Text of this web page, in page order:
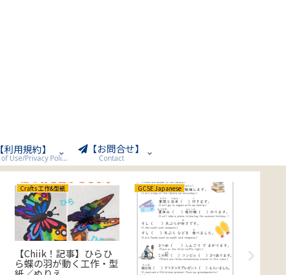
【利用規約】
Terms of Use/Privacy Policy
【お問合せ】
Contact
Crafts 工作&型紙
【Chiik！記事】ひらひ
ら蝶の羽が動く工作・型
GCSE Japanese
【
の尻尾